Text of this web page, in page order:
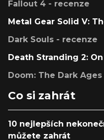
Fallout 4 - recenze
Metal Gear Solid V:
Dark Souls - recenze
Death Stranding 2:
Doom: The Dark
Co si zahrát
10 nejlepších
můžete zahrát